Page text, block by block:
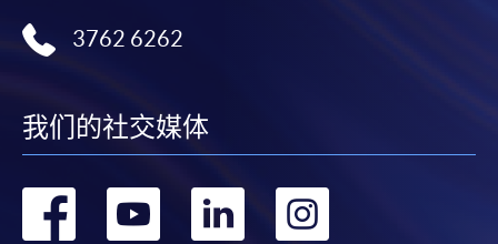
3762 6262
我们的社交媒体
转
转
转